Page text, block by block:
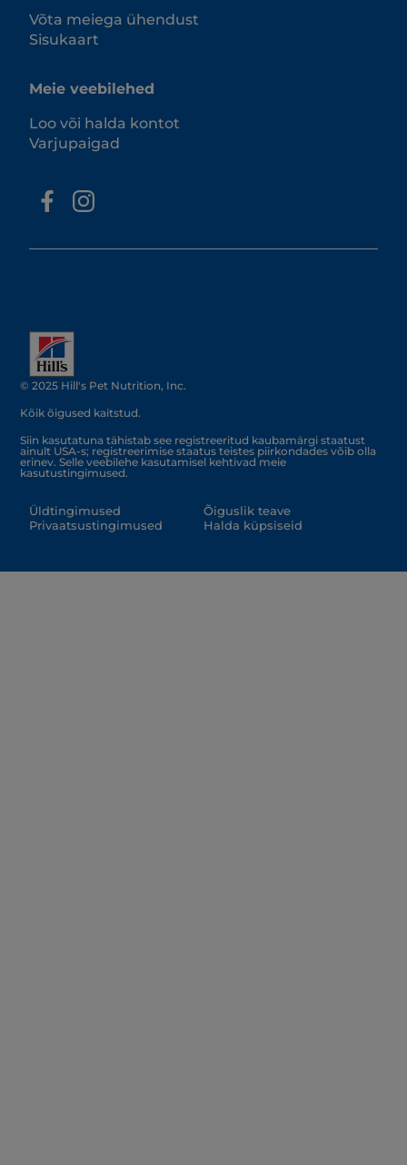
Võta meiega ühendust
Sisukaart
Meie veebilehed
Loo või halda kontot
Varjupaigad
© 2025 Hill's Pet Nutrition, Inc.
Kõik õigused kaitstud.
Siin kasutatuna tähistab see registreeritud kaubamärgi staatust
ainult USA-s; registreerimise staatus teistes piirkondades võib olla
erinev. Selle veebilehe kasutamisel kehtivad meie
kasutustingimused.
Üldtingimused
Privaatsustingimused
Õiguslik teave
Halda küpsiseid